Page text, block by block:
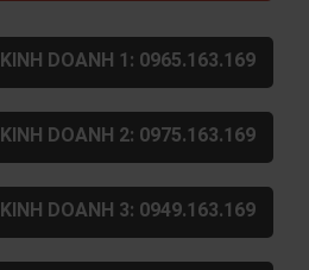
KINH DOANH 1: 0965.163.169
KINH DOANH 2: 0975.163.169
KINH DOANH 3: 0949.163.169